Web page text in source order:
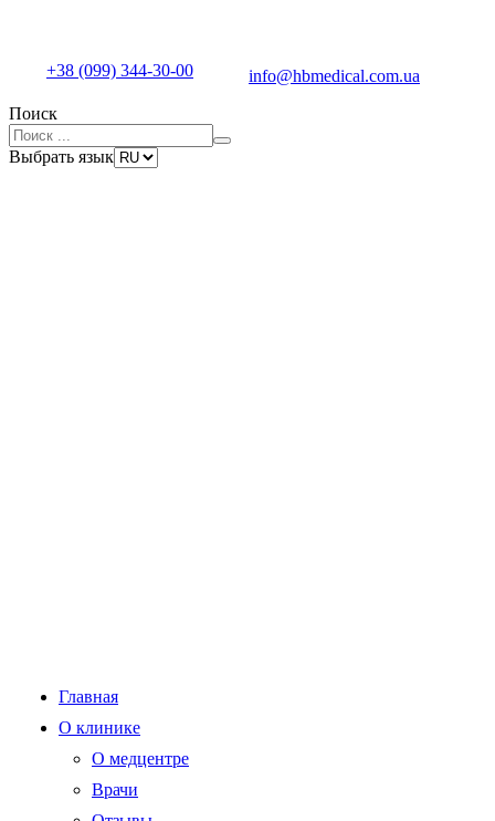
+38 (099) 344-30-00
info@hbmedical.com.ua
Поиск
Выбрать язык
Главная
О клинике
О медцентре
Врачи